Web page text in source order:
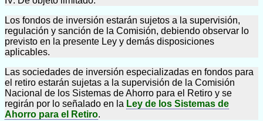
Los fondos de inversión estarán sujetos a la supervisión,
regulación y sanción de la Comisión, debiendo observar lo
previsto en la presente Ley y demás disposiciones
aplicables.
Las sociedades de inversión especializadas en fondos para
el retiro estarán sujetas a la supervisión de la Comisión
Nacional de los Sistemas de Ahorro para el Retiro y se
regirán por lo señalado en la Ley de los Sistemas de
Ahorro para el Retiro.